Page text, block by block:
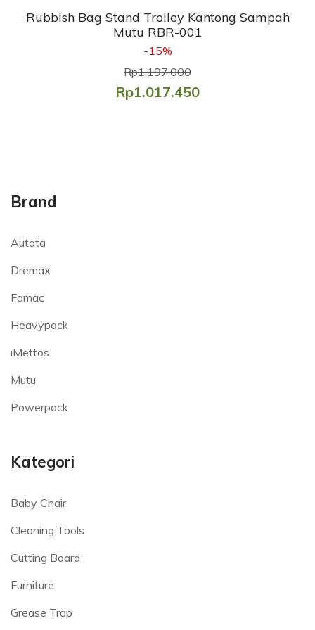
Brand
Autata
Dremax
Fomac
Heavypack
iMettos
Mutu
Powerpack
Kategori
Baby Chair
Cleaning Tools
Cutting Board
Furniture
Grease Trap
Rubbish Bag Stand Trolley Kantong Sampah
Mutu RBR-001
-15%
Rp1.197.000
Rp1.017.450